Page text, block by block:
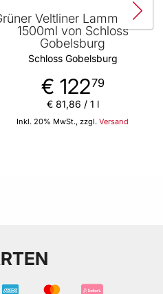
Veltliner Lamm 2022
1500ml von Schloss
Gobelsburg
Schloss Gobelsburg
€ 12279
Inkl. 20% MwSt., zzgl.Versand
€ 81,86 / 1 l